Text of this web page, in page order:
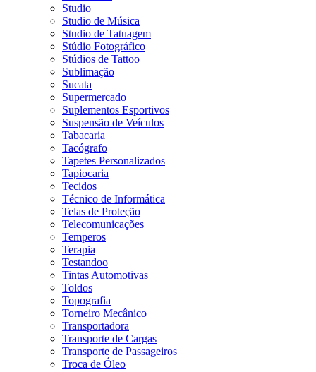
Studio
Studio de Música
Studio de Tatuagem
Stúdio Fotográfico
Stúdios de Tattoo
Sublimação
Sucata
Supermercado
Suplementos Esportivos
Suspensão de Veículos
Tabacaria
Tacógrafo
Tapetes Personalizados
Tapiocaria
Tecidos
Técnico de Informática
Telas de Proteção
Telecomunicações
Temperos
Terapia
Testandoo
Tintas Automotivas
Toldos
Topografia
Torneiro Mecânico
Transportadora
Transporte de Cargas
Transporte de Passageiros
Troca de Óleo